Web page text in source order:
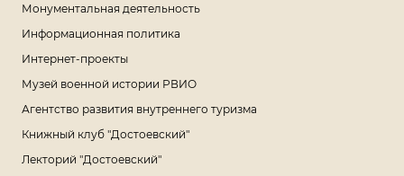
Монументальная деятельность
Информационная политика
Интернет-проекты
Музей военной истории РВИО
Агентство развития внутреннего туризма
Книжный клуб "Достоевский"
Лекторий "Достоевский"